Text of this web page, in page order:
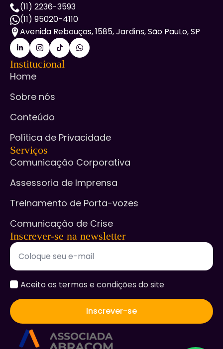
(11) 2236-3593
(11) 95020-4110
Avenida Rebouças, 1585, Jardins, São PauLo, SP
Institucional
Home
Sobre nós
Conteúdo
Política de Privacidade
Serviços
Comunicação Corporativa
Assessoria de Imprensa
Treinamento de Porta-vozes
Comunicação de Crise
Inscrever-se na newsletter
accept
Aceito os termos e condições do site
Inscrever-se